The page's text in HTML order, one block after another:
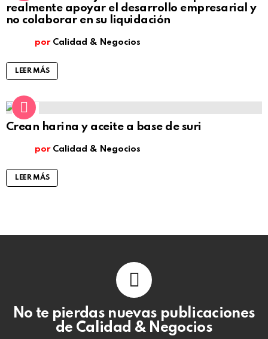
realmente apoyar el desarrollo empresarial y
no colaborar en su liquidación
por Calidad & Negocios
LEER MÁS
Comentarios
Crean harina y aceite a base de suri
por Calidad & Negocios
LEER MÁS
No te pierdas nuevas publicaciones
de Calidad & Negocios